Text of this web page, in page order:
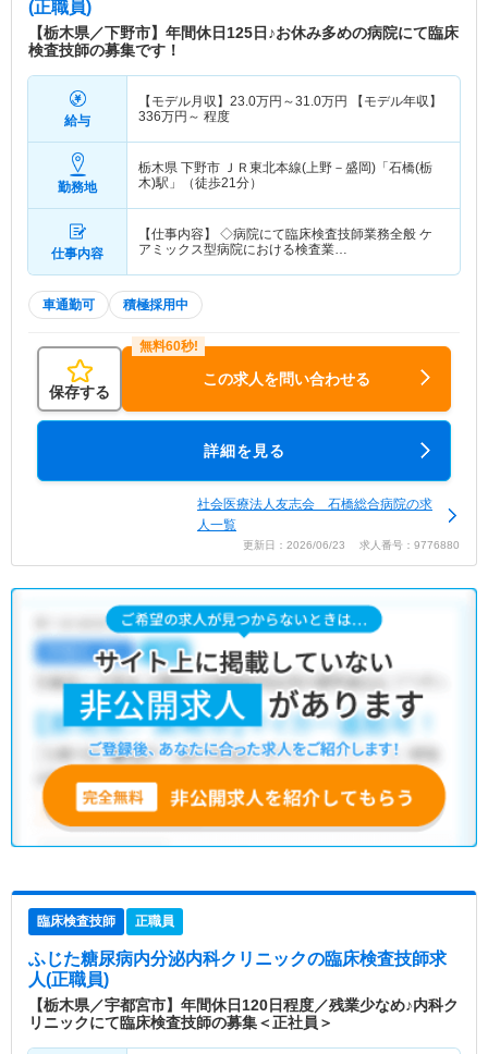
(正職員)
【栃木県／下野市】年間休日125日♪お休み多めの病院にて臨床
検査技師の募集です！
給与
【モデル月収】 23.0万円～31.0万円
【モデル年収】
336万円～ 程度
勤務地
栃木県 下野市 ＪＲ東北本線(上野－盛岡)「石橋(栃
木)駅」（徒歩21分）
仕事内容
【仕事内容】 ◇病院にて臨床検査技師業務全般 ケ
アミックス型病院における検査業…
車通勤可 積極採用中
保存する
この求人を問い合わせる
詳細を見る
社会医療法人友志会 石橋総合病院の求
人一覧
更新日：2026/06/23 求人番号：9776880
臨床検査技師 正職員
ふじた糖尿病内分泌内科クリニックの臨床検査技師求
人(正職員)
【栃木県／宇都宮市】年間休日120日程度／残業少なめ♪内科ク
リニックにて臨床検査技師の募集＜正社員＞